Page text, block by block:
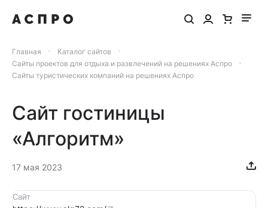
Главная
Каталог сайтов
Сайты проектов для отдыха и развлечений на решениях Аспро
Сайты туристических компаний на решениях Аспро
Сайт гостиницы
«Алгоритм»
17 мая 2023
Сайт